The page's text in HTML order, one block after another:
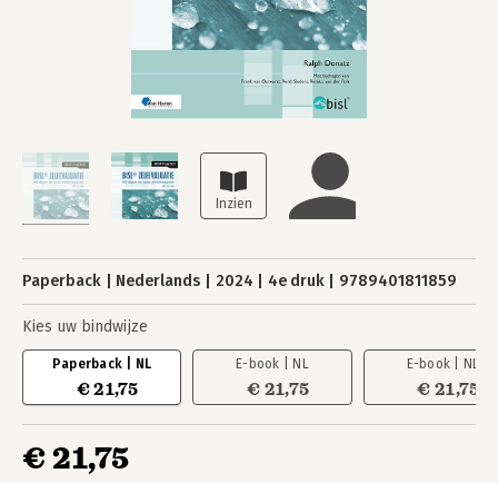
Paperback Nederlands 2024 4e druk 9789401811859
Kies uw bindwijze
Paperback | NL
€ 21,75
E-book | NL
€ 21,75
E-book | NL
€ 21,75
€ 21,75